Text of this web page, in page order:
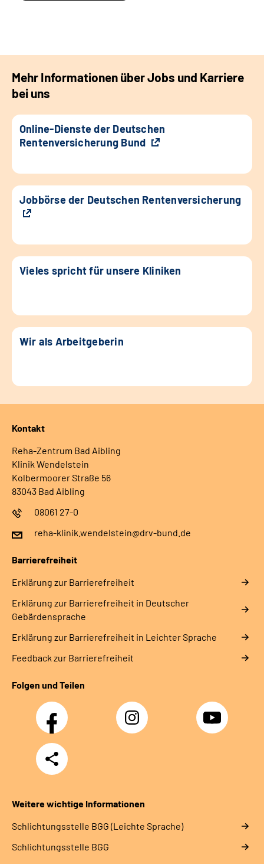
Mehr Informationen über Jobs und Karriere
bei uns
Online-Dienste der Deutschen
Rentenversicherung Bund
Jobbörse der Deutschen Rentenversicherung
Vieles spricht für unsere Kliniken
Wir als Arbeitgeberin
Kontakt
Reha-Zentrum Bad Aibling
Klinik Wendelstein
Kolbermoorer Straße 56
83043 Bad Aibling
08061 27-0
reha-klinik.wendelstein@drv-bund.de
Barrierefreiheit
Erklärung zur Barrierefreiheit
Erklärung zur Barrierefreiheit in Deutscher
Gebärdensprache
Erklärung zur Barrierefreiheit in Leichter Sprache
Feedback zur Barrierefreiheit
Folgen und Teilen
Facebook Instagram YouTube
Teilen
Weitere wichtige Informationen
Schlich­tungs­stel­le BGG (Leichte Sprache)
Schlich­tungs­stel­le BGG